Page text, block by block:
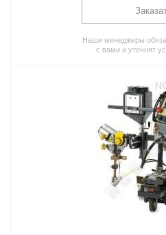
Наши менеджеры
с вами и уточнят